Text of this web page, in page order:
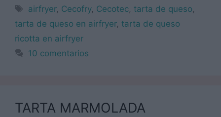
Etiquetas
airfryer, Cecofry, Cecotec,tarta de queso,
tarta de queso en airfryer, tarta de queso
ricotta en airfryer
10 comentarios
TARTA MARMOLADA